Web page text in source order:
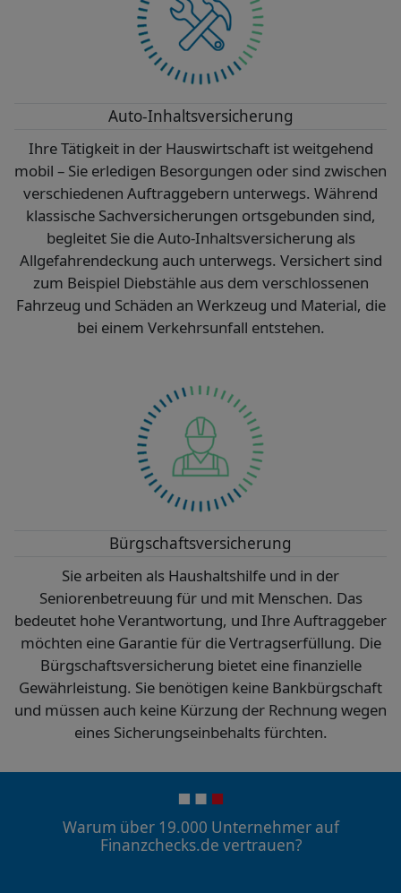
Auto-Inhaltsversicherung
Ihre Tätigkeit in der Hauswirtschaft ist weitgehend
mobil – Sie erledigen Besorgungen oder sind zwischen
verschiedenen Auftraggebern unterwegs. Während
klassische Sachversicherungen ortsgebunden sind,
begleitet Sie die Auto-Inhaltsversicherung als
Allgefahrendeckung auch unterwegs. Versichert sind
zum Beispiel Diebstähle aus dem verschlossenen
Fahrzeug und Schäden an Werkzeug und Material, die
bei einem Verkehrsunfall entstehen.
Bürgschaftsversicherung
Sie arbeiten als Haushaltshilfe und in der
Seniorenbetreuung für und mit Menschen. Das
bedeutet hohe Verantwortung, und Ihre Auftraggeber
möchten eine Garantie für die Vertragserfüllung. Die
Bürgschaftsversicherung bietet eine finanzielle
Gewährleistung. Sie benötigen keine Bankbürgschaft
und müssen auch keine Kürzung der Rechnung wegen
eines Sicherungseinbehalts fürchten.
Warum über 19.000 Unternehmer auf
Finanzchecks.de vertrauen?